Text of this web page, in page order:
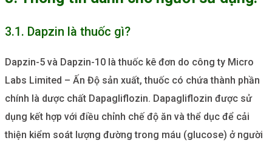
3.1. Dapzin là thuốc gì?
Dapzin-5 và Dapzin-10 là thuốc kê đơn do công ty Micro
Labs Limited – Ấn Độ sản xuất, thuốc có chứa thành phần
chính là dược chất Dapagliflozin. Dapagliflozin được sử
dụng kết hợp với điều chỉnh chế độ ăn và thể dục để cải
thiện kiểm soát lượng đường trong máu (glucose) ở người